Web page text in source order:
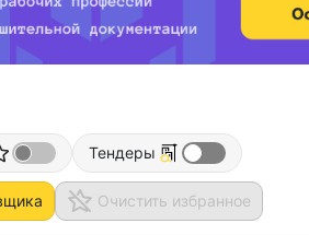
Тендеры
Очистить избранное